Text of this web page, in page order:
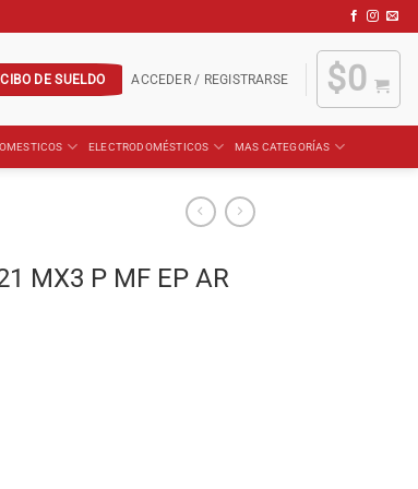
DE SUELDO ACCEDER / REGISTRARSE $0
ELECTRODOMÉSTICOS MAS CATEGORÍAS
MX3 P MF EP AR